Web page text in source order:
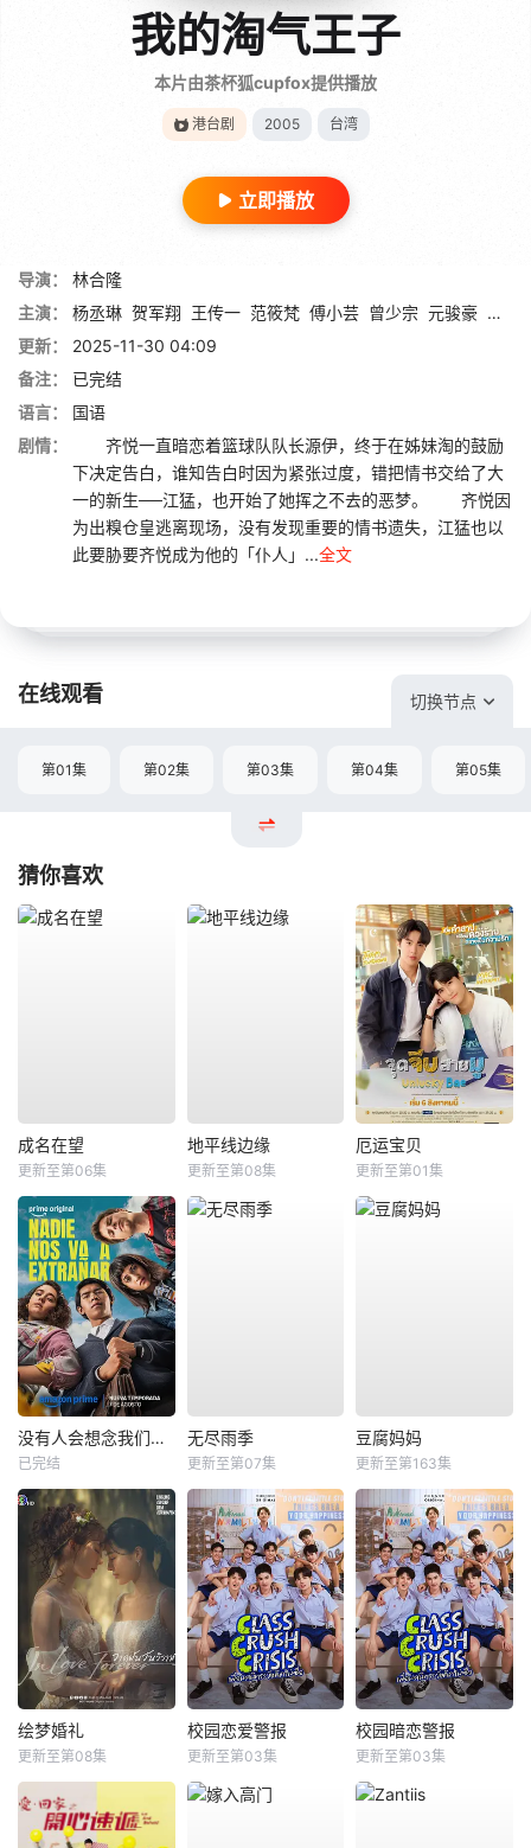
我的淘气王子
本片由茶杯狐cupfox提供播放
港台剧 2005 台湾
立即播放
导演：
林合隆
主演：
杨丞琳 贺军翔 王传一 范筱梵 傅小芸 曾少宗 元骏豪 增山
更新：
2025-11-30 04:09
备注：
已完结
语言：
国语
剧情：
齐悦一直暗恋着篮球队队长源伊，终于在姊妹淘的鼓励
下决定告白，谁知告白时因为紧张过度，错把情书交给了大
一的新生──江猛，也开始了她挥之不去的恶梦。 齐悦因
为出糗仓皇逃离现场，没有发现重要的情书遗失，江猛也以
此要胁要齐悦成为他的「仆人」...全文
在线观看 切换节点
第01集 第02集 第03集 第04集 第05集
猜你喜欢
成名在望
更新至第06集
地平线边缘
更新至第08集
厄运宝贝
更新至第01集
没有人会想念我们第二季
已完结
无尽雨季
更新至第07集
豆腐妈妈
更新至第163集
绘梦婚礼
更新至第08集
校园恋爱警报
更新至第03集
校园暗恋警报
更新至第03集